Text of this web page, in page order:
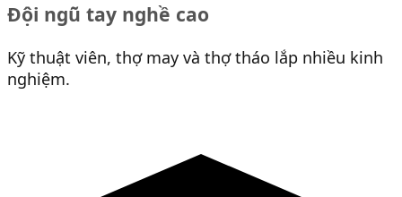
Đội ngũ tay nghề cao
Kỹ thuật viên, thợ may và thợ tháo lắp nhiều kinh
nghiệm.